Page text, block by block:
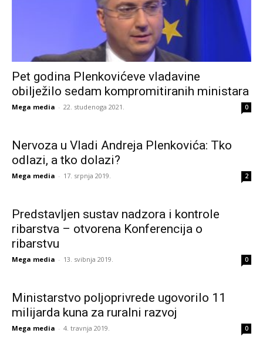
Pet godina Plenkovićeve vladavine
obilježilo sedam kompromitiranih ministara
Mega media - 22. studenoga 2021. 0
Nervoza u Vladi Andreja Plenkovića: Tko
odlazi, a tko dolazi?
Mega media - 17. srpnja 2019. 2
Predstavljen sustav nadzora i kontrole
ribarstva – otvorena Konferencija o
ribarstvu
Mega media - 13. svibnja 2019. 0
Ministarstvo poljoprivrede ugovorilo 11
milijarda kuna za ruralni razvoj
Mega media - 4. travnja 2019. 0